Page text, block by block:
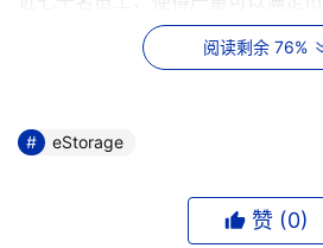
需求。该生产中心初期将建设三万
于二零零四年第四季度破土动工。
竟那家硬盘厂商会推出第一块支
得知它已经在富士通公司诞生了。
MHT2080BH，支持SATA的2.5英
阅读剩余 76%
eStorage
赞 (0)